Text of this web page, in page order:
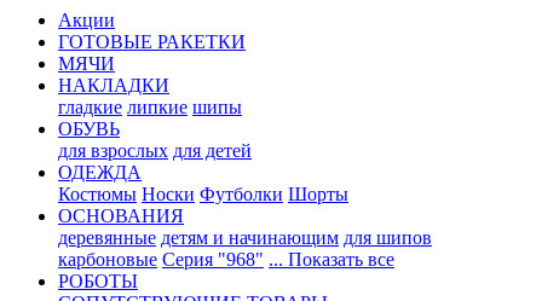
Акции
ГОТОВЫЕ РАКЕТКИ
МЯЧИ
НАКЛАДКИ
гладкие липкие шипы
ОБУВЬ
для взрослых для детей
ОДЕЖДА
Костюмы Носки Футболки Шорты
ОСНОВАНИЯ
деревянные детям и начинающим для шипов
карбоновые Серия "968" ... Показать все
РОБОТЫ